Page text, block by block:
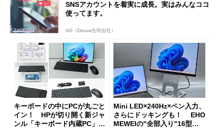
SNSアカウントを着実に成長。実はみんなココ
使ってます。
AD（Dreaw合同会社）
キーボードの中にPCが丸ごと
イン！ HPが切り開く新ジャ
ンル「キーボード内蔵PC」の
Mini LED×240Hz×ペン入力、
さらにドッキングも！ EHO
MEWEIの"全部入り"16型モ